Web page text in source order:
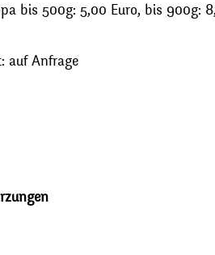
bis 500g: 5,00 Euro, bis 900g:
auf Anfrage